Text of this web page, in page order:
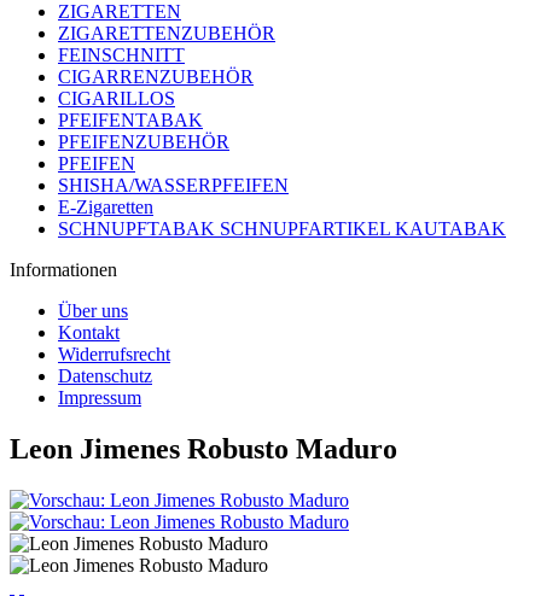
ZIGARETTEN
ZIGARETTENZUBEHÖR
FEINSCHNITT
CIGARRENZUBEHÖR
CIGARILLOS
PFEIFENTABAK
PFEIFENZUBEHÖR
PFEIFEN
SHISHA/WASSERPFEIFEN
E-Zigaretten
SCHNUPFTABAK SCHNUPFARTIKEL KAUTABAK
Informationen
Über uns
Kontakt
Widerrufsrecht
Datenschutz
Impressum
Leon Jimenes Robusto Maduro